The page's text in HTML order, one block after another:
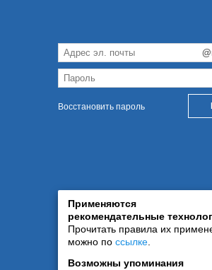
Восстановить пароль
Применяются
рекомендательные
Прочитать правила их
можно по ссылке
Возможны упоминания